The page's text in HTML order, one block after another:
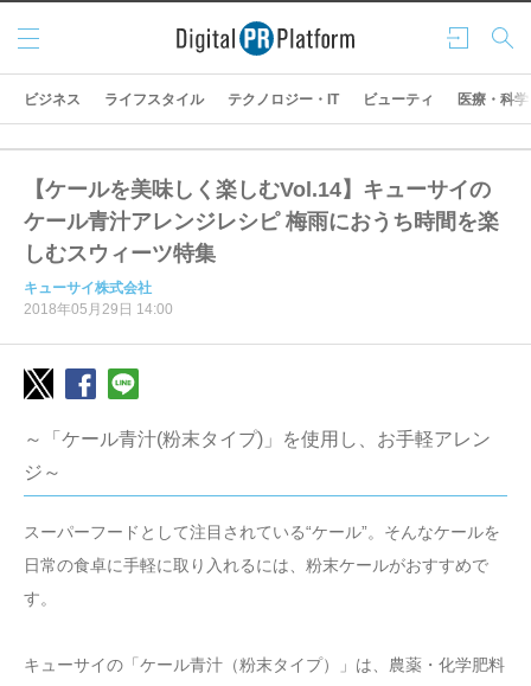
ログ
イン
検索
メニ
ュー
ビジネス ライフスタイル テクノロジー・IT ビューティ 医療・科学
【ケールを美味しく楽しむVol.14】キューサイの
ケール青汁アレンジレシピ 梅雨におうち時間を楽
しむスウィーツ特集
キューサイ株式会社
2018年05月29日 14:00
～「ケール青汁(粉末タイプ)」を使用し、お手軽アレン
ジ～
スーパーフードとして注目されている“ケール”。そんなケールを
日常の食卓に手軽に取り入れるには、粉末ケールがおすすめで
す。
キューサイの「ケール青汁（粉末タイプ）」は、農薬・化学肥料